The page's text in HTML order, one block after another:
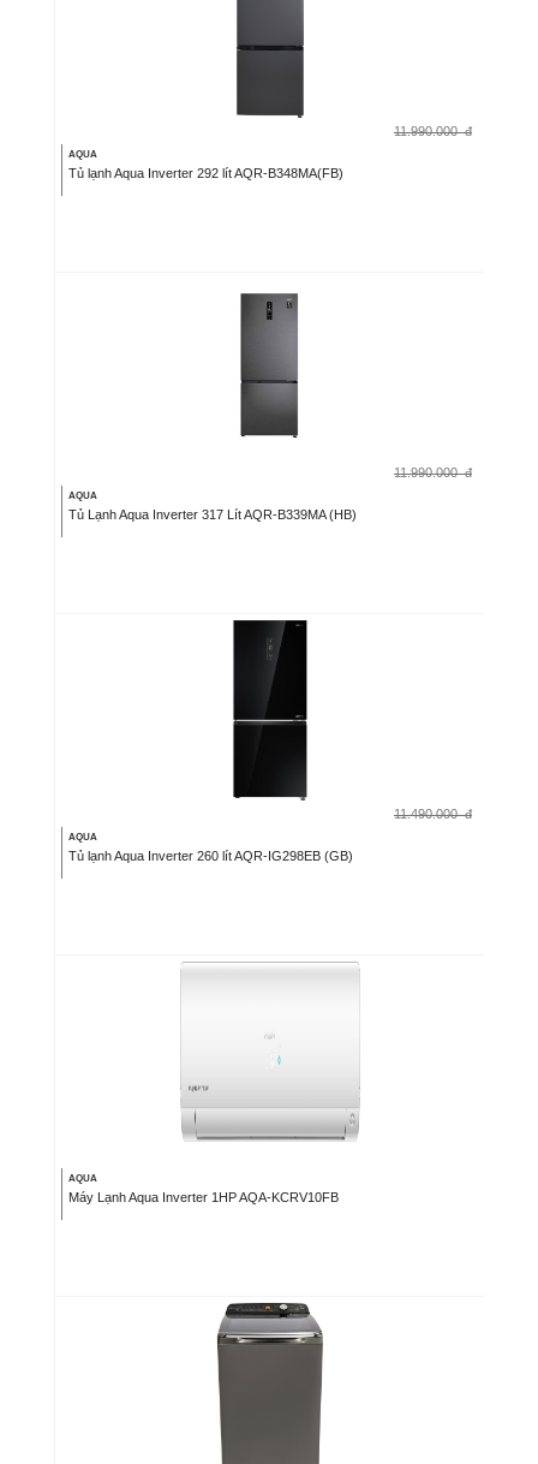
11.990.000 đ
AQUA
Tủ lạnh Aqua Inverter 292 lít AQR-B348MA(FB)
11.990.000 đ
AQUA
Tủ Lạnh Aqua Inverter 317 Lít AQR-B339MA (HB)
11.490.000 đ
AQUA
Tủ lạnh Aqua Inverter 260 lít AQR-IG298EB (GB)
AQUA
Máy Lạnh Aqua Inverter 1HP AQA-KCRV10FB